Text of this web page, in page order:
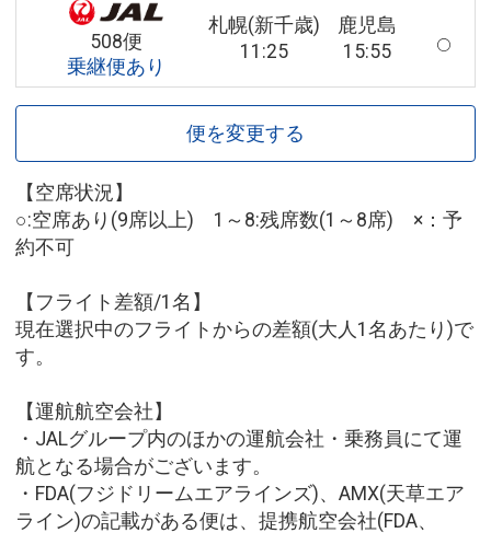
508便
乗継便あり
札幌(新千歳)
11:25
鹿児島
15:55
便を変更する
【空席状況】
○:空席あり(9席以上) 1～8:残席数(1～8席) ×：予
約不可
【フライト差額/1名】
現在選択中のフライトからの差額(大人1名あたり)で
す。
【運航航空会社】
・JALグループ内のほかの運航会社・乗務員にて運
航となる場合がございます。
・FDA(フジドリームエアラインズ)、AMX(天草エア
ライン)の記載がある便は、提携航空会社(FDA、